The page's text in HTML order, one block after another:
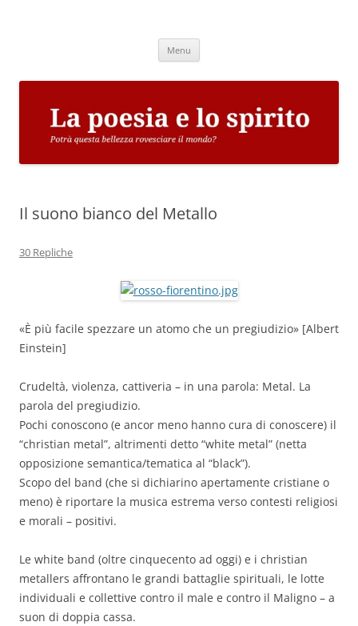
Menu
Il suono bianco del Metallo
30 Repliche
«È più facile spezzare un atomo che un pregiudizio» [Albert
Einstein]
Crudeltà, violenza, cattiveria – in una parola: Metal. La
parola del pregiudizio.
Pochi conoscono (e ancor meno hanno cura di conoscere) il
“christian metal”, altrimenti detto “white metal” (netta
opposizione semantica/tematica al “black”).
Scopo del band (che si dichiarino apertamente cristiane o
meno) è riportare la musica estrema verso contesti religiosi
e morali – positivi.
Le white band (oltre cinquecento ad oggi) e i christian
metallers affrontano le grandi battaglie spirituali, le lotte
individuali e collettive contro il male e contro il Maligno – a
suon di doppia cassa.